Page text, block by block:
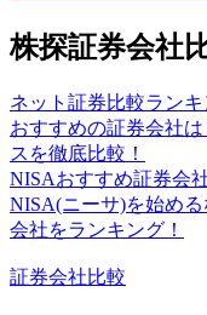
株探証券会社
ネット証券比較ラン
おすすめの証券会社
スを徹底比較！
NISAおすすめ証券会
NISA(ニーサ)を始め
会社をランキング！
証券会社比較